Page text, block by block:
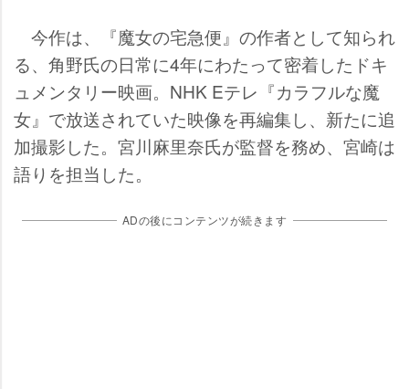
今作は、『魔女の宅急便』の作者として知られ
る、角野氏の日常に4年にわたって密着したドキ
ュメンタリー映画。NHK Eテレ『カラフルな魔
女』で放送されていた映像を再編集し、新たに追
加撮影した。宮川麻里奈氏が監督を務め、宮崎は
語りを担当した。
ADの後にコンテンツが続きます